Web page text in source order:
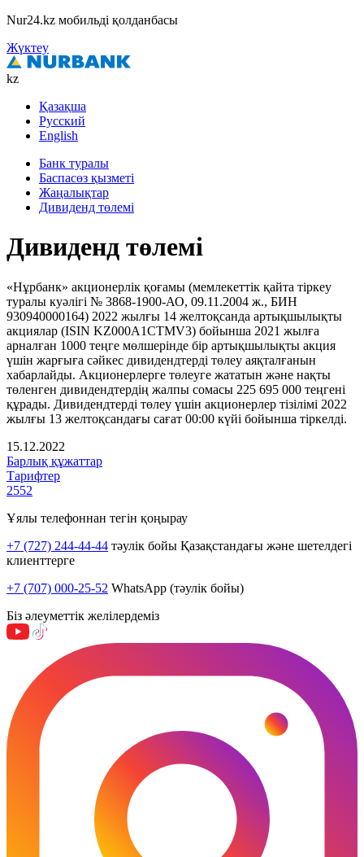
Nur24.kz мобильді қолданбасы
Жүктеу
kz
Қазақша
Русский
English
Банк туралы
Баспасөз қызметі
Жаңалықтар
Дивиденд төлемі
Дивиденд төлемі
«Нұрбанк» акционерлік қоғамы (мемлекеттік қайта тіркеу
туралы куәлігі № 3868-1900-АО, 09.11.2004 ж., БИН
930940000164) 2022 жылғы 14 желтоқсанда артықшылықты
акциялар (ISIN KZ000A1CTMV3) бойынша 2021 жылға
арналған 1000 теңге мөлшерінде бір артықшылықты акция
үшін жарғыға сәйкес дивидендтерді төлеу аяқталғанын
хабарлайды. Акционерлерге төлеуге жататын және нақты
төленген дивидендтердің жалпы сомасы 225 695 000 теңгені
құрады. Дивидендтерді төлеу үшін акционерлер тізілімі 2022
жылғы 13 желтоқсандағы сағат 00:00 күйі бойынша тіркелді.
15.12.2022
Барлық құжаттар
Тарифтер
2552
Ұялы телефоннан тегін қоңырау
+7 (727) 244-44-44 тәулік бойы Қазақстандағы және шетелдегі
клиенттерге
+7 (707) 000-25-52 WhatsApp (тәулік бойы)
Біз әлеуметтік желілердеміз